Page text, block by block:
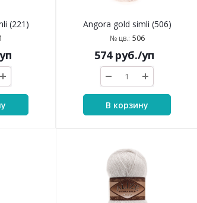
(221) Angora gold simli (506)
№ цв.: 506
574руб./уп
В корзину